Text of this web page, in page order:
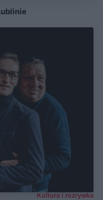
Kultura i rozrywka